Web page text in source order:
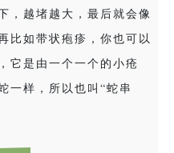
，越堵越大，最后就会像
比如带状疱疹，你也可以
它是由一个一个的小疮
一样，所以也叫“蛇串